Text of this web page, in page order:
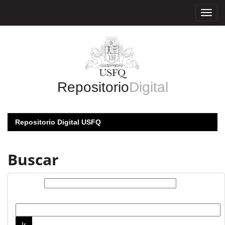
RepositorioDigital
Repositorio Digital USFQ
Buscar